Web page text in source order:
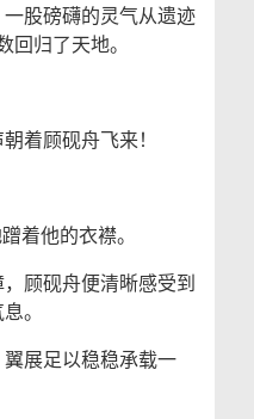
股磅礴的灵气从遗迹
归了天地。
着顾砚舟飞来！
着他的衣襟。
顾砚舟便清晰感受到
。
展足以稳稳承载一